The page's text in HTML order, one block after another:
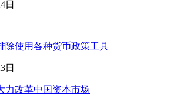
日
除使用各种货币政策工具
日
力改革中国资本市场